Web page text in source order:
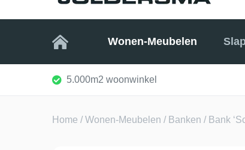
Home Wonen-Meubelen
5.000m2 woonwinkel
Home /Wonen-Meubelen / Banken / Bank